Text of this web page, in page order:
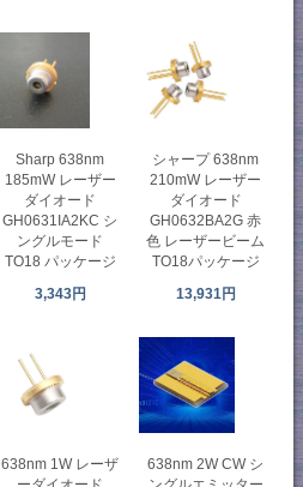
Sharp 638nm
185mW レーザー
ダイオード
GH0631IA2KC シ
ングルモード
TO18 パッケージ
3,343円
シャープ 638nm
210mW レーザー
ダイオード
GH0632BA2G 赤
色 レーザービーム
TO18パッケージ
13,931円
638nm 1W レーザ
638nm 2W CW シ